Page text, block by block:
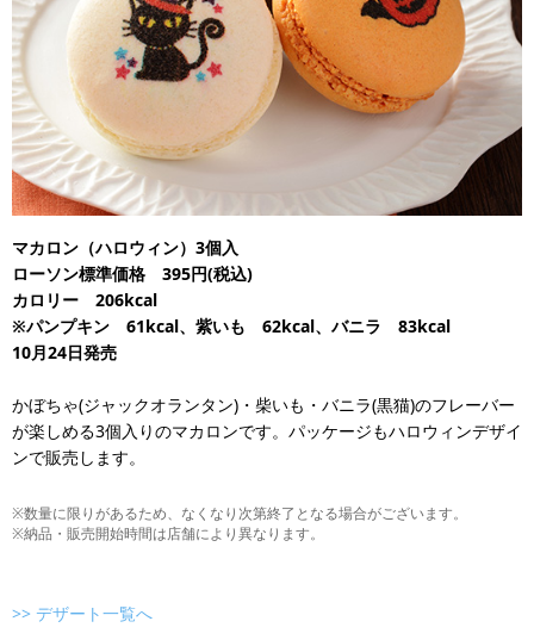
マカロン（ハロウィン）3個入
ローソン標準価格 395円(税込)
カロリー 206kcal
※パンプキン 61kcal、紫いも 62kcal、バニラ 83kcal
10月24日発売
かぼちゃ(ジャックオランタン)・柴いも・バニラ(黒猫)のフレーバー
が楽しめる3個入りのマカロンです。パッケージもハロウィンデザイ
ンで販売します。
※数量に限りがあるため、なくなり次第終了となる場合がございます。
※納品・販売開始時間は店舗により異なります。
>> デザート一覧へ